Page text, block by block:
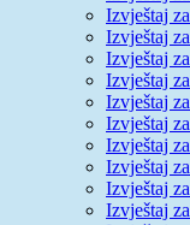
Izvještaj
Izvještaj
Izvještaj
Izvještaj
Izvještaj
Izvještaj
Izvještaj
Izvještaj
Izvještaj
Izvještaj